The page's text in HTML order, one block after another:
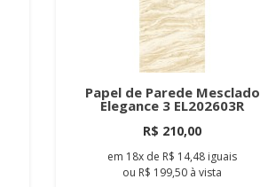
Papel de Parede Mesclado
Elegance 3 EL202603R
R$ 210,00
em 18x de R$ 14,48 iguais
ou R$ 199,50 à vista